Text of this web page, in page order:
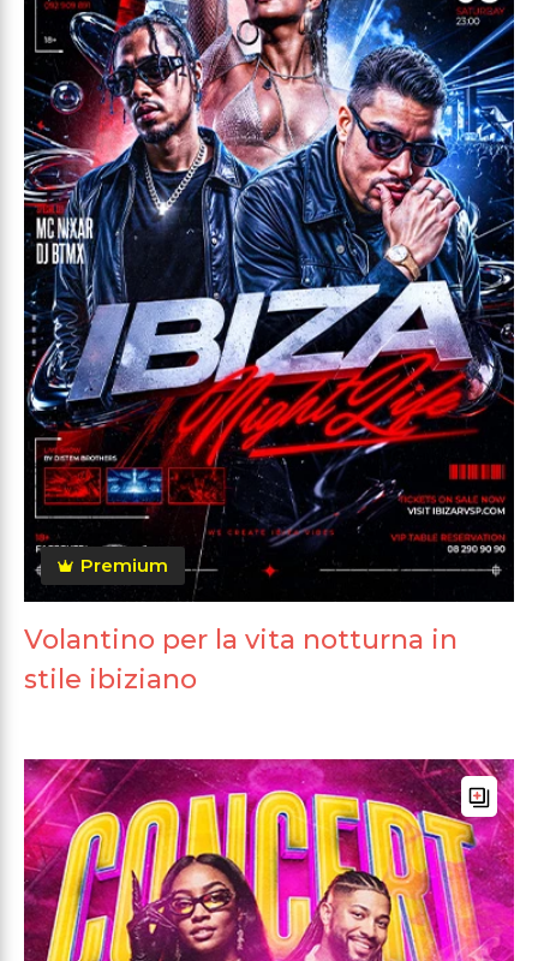
Premium
Volantino per la vita notturna in
stile ibiziano